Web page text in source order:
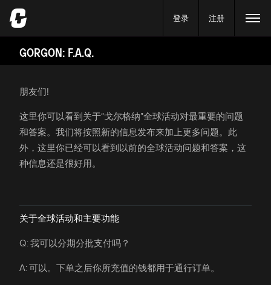
登录 注册
GORGON: F.A.Q.
朋友们!
这里你可以看到关于“戈尔格纳”全球活动对最重要的问题
和答案。我们将按照新的信息发布来加上更多问题。此
外，这里你已经可以看到以前的全球活动问题和答案，这
种信息还是很好用。
关于全球活动和主要功能
Q: 我可以分期分批支付吗？
A: 可以。下单之后你所充值的钱都用于通行订单。